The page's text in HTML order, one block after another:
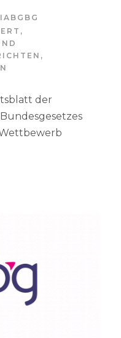
,
,
der